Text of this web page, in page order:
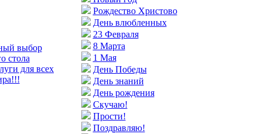
выбор
стола
для всех
Рождество Христово
День влюбленных
23 Февраля
8 Марта
1 Мая
День Победы
День знаний
День рождения
Скучаю!
Прости!
Поздравляю!